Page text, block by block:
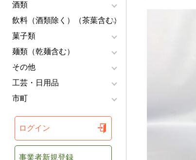
酒類
飲料（酒類除く）（茶葉含む）
菓子類
麺類（乾麺含む）
その他
工芸・日用品
市町
ログイン
事業者新規登録